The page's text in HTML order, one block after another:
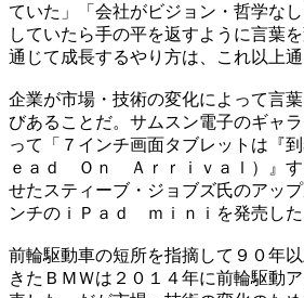
ていた」「会社がビジョン・哲学な
していたら手の平を返すように言葉
通じて成長するやり方は、これ以上通
企業が市場・技術の変化によって言
びあることだ。サムスン電子のギャ
って「７インチ画面タブレットは『
ｅａｄ Ｏｎ Ａｒｒｉｖａｌ）』す
せたスティーブ・ジョブズ氏のアッ
ンチのｉＰａｄ ｍｉｎｉを発売した
前輪駆動車の短所を指摘して９０年
きたＢＭＷは２０１４年に前輪駆動